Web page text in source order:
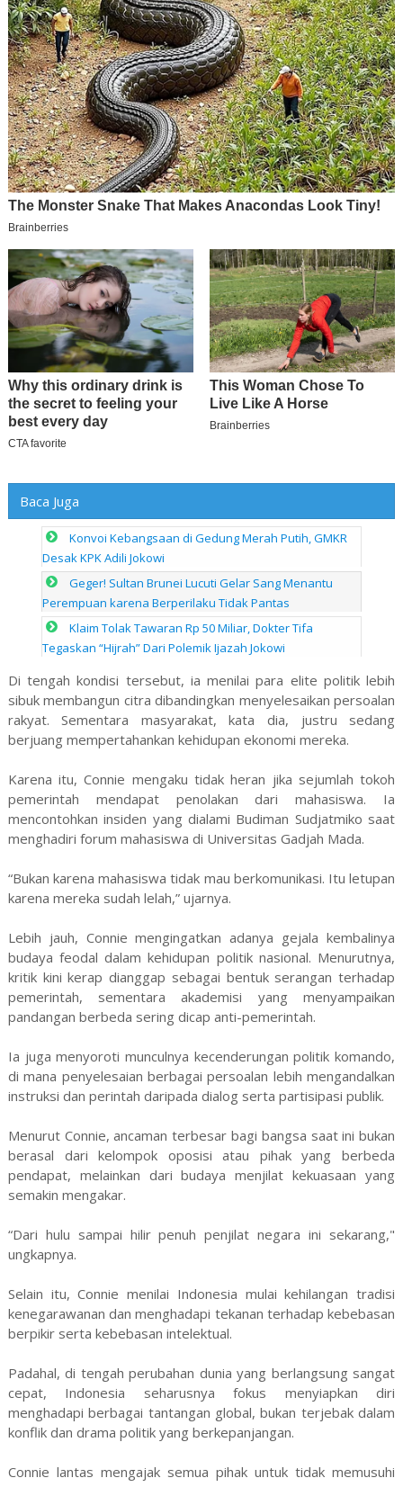
Baca Juga
Konvoi Kebangsaan di Gedung Merah Putih, GMKR
Desak KPK Adili Jokowi
Geger! Sultan Brunei Lucuti Gelar Sang Menantu
Perempuan karena Berperilaku Tidak Pantas
Klaim Tolak Tawaran Rp 50 Miliar, Dokter Tifa
Tegaskan “Hijrah” Dari Polemik Ijazah Jokowi
Di tengah kondisi tersebut, ia menilai para elite politik lebih
sibuk membangun citra dibandingkan menyelesaikan persoalan
rakyat. Sementara masyarakat, kata dia, justru sedang
berjuang mempertahankan kehidupan ekonomi mereka.
Karena itu, Connie mengaku tidak heran jika sejumlah tokoh
pemerintah mendapat penolakan dari mahasiswa. Ia
mencontohkan insiden yang dialami Budiman Sudjatmiko saat
menghadiri forum mahasiswa di Universitas Gadjah Mada.
“Bukan karena mahasiswa tidak mau berkomunikasi. Itu letupan
karena mereka sudah lelah,” ujarnya.
Lebih jauh, Connie mengingatkan adanya gejala kembalinya
budaya feodal dalam kehidupan politik nasional. Menurutnya,
kritik kini kerap dianggap sebagai bentuk serangan terhadap
pemerintah, sementara akademisi yang menyampaikan
pandangan berbeda sering dicap anti-pemerintah.
Ia juga menyoroti munculnya kecenderungan politik komando,
di mana penyelesaian berbagai persoalan lebih mengandalkan
instruksi dan perintah daripada dialog serta partisipasi publik.
Menurut Connie, ancaman terbesar bagi bangsa saat ini bukan
berasal dari kelompok oposisi atau pihak yang berbeda
pendapat, melainkan dari budaya menjilat kekuasaan yang
semakin mengakar.
“Dari hulu sampai hilir penuh penjilat negara ini sekarang,"
ungkapnya.
Selain itu, Connie menilai Indonesia mulai kehilangan tradisi
kenegarawanan dan menghadapi tekanan terhadap kebebasan
berpikir serta kebebasan intelektual.
Padahal, di tengah perubahan dunia yang berlangsung sangat
cepat, Indonesia seharusnya fokus menyiapkan diri
menghadapi berbagai tantangan global, bukan terjebak dalam
konflik dan drama politik yang berkepanjangan.
Connie lantas mengajak semua pihak untuk tidak memusuhi